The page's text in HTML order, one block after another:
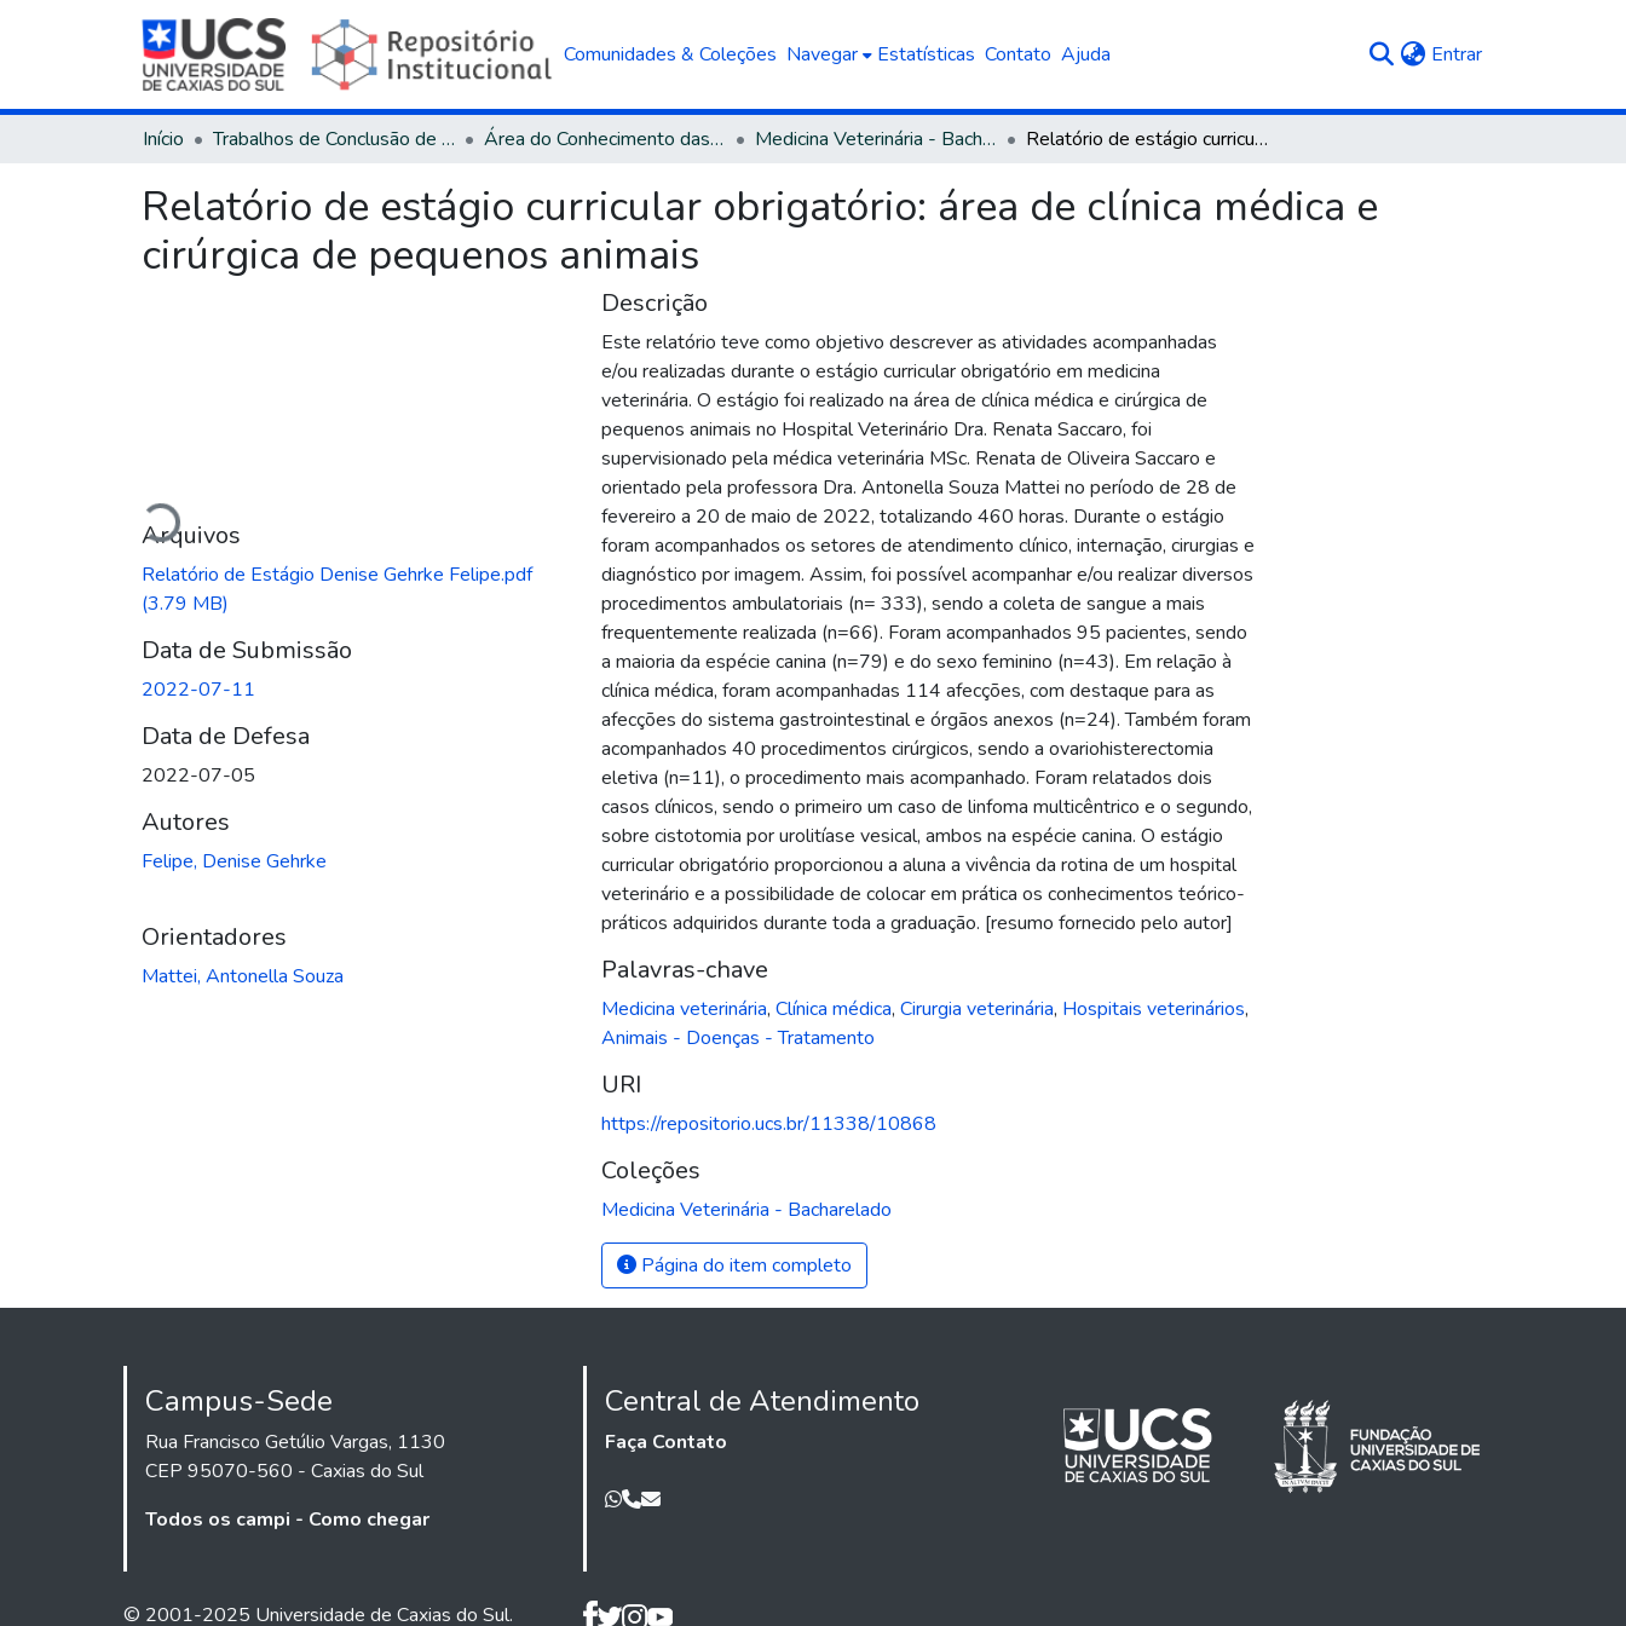
Comunidades & Coleções Navegar Estatísticas Contato Ajuda Entrar(current)
Início Trabalhos de Conclusão de Curso Área do Conhecimento das Ciências Agrárias Medicina Veterinária - Bacharelado Relatório de estágio curricular obrigatório: área de clínica médica e cirúrgica de pequenos animais
Relatório de estágio curricular obrigatório: área de clínica médica e
cirúrgica de pequenos animais
Carregando...
Arquivos
Relatório de Estágio Denise Gehrke Felipe.pdf
(3.79 MB)
Data de Submissão
2022-07-11
Data de Defesa
2022-07-05
Autores
Felipe, Denise Gehrke
Orientadores
Mattei, Antonella Souza
Descrição
Este relatório teve como objetivo descrever as atividades acompanhadas
e/ou realizadas durante o estágio curricular obrigatório em medicina
veterinária. O estágio foi realizado na área de clínica médica e cirúrgica de
pequenos animais no Hospital Veterinário Dra. Renata Saccaro, foi
supervisionado pela médica veterinária MSc. Renata de Oliveira Saccaro e
orientado pela professora Dra. Antonella Souza Mattei no período de 28 de
fevereiro a 20 de maio de 2022, totalizando 460 horas. Durante o estágio
foram acompanhados os setores de atendimento clínico, internação, cirurgias e
diagnóstico por imagem. Assim, foi possível acompanhar e/ou realizar diversos
procedimentos ambulatoriais (n= 333), sendo a coleta de sangue a mais
frequentemente realizada (n=66). Foram acompanhados 95 pacientes, sendo
a maioria da espécie canina (n=79) e do sexo feminino (n=43). Em relação à
clínica médica, foram acompanhadas 114 afecções, com destaque para as
afecções do sistema gastrointestinal e órgãos anexos (n=24). Também foram
acompanhados 40 procedimentos cirúrgicos, sendo a ovariohisterectomia
eletiva (n=11), o procedimento mais acompanhado. Foram relatados dois
casos clínicos, sendo o primeiro um caso de linfoma multicêntrico e o segundo,
sobre cistotomia por urolitíase vesical, ambos na espécie canina. O estágio
curricular obrigatório proporcionou a aluna a vivência da rotina de um hospital
veterinário e a possibilidade de colocar em prática os conhecimentos teórico-
práticos adquiridos durante toda a graduação. [resumo fornecido pelo autor]
Palavras-chave
Medicina veterinária, Clínica médica, Cirurgia veterinária, Hospitais veterinários,
Animais - Doenças - Tratamento
URI
https://repositorio.ucs.br/11338/10868
Coleções
Medicina Veterinária - Bacharelado
Página do item completo
Campus-Sede
Rua Francisco Getúlio Vargas, 1130
CEP 95070-560 - Caxias do Sul
Todos os campi - Como chegar
Central de Atendimento
Faça Contato
© 2001-2025 Universidade de Caxias do Sul.